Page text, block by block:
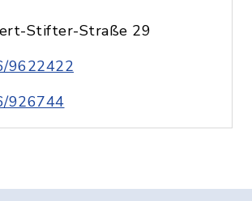
Stifter-Straße 29
9622422
926744